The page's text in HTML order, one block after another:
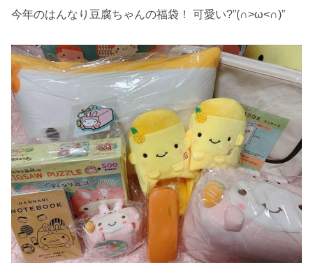
今年のはんなり豆腐ちゃんの福袋！ 可愛い?”(∩>ω<∩)”